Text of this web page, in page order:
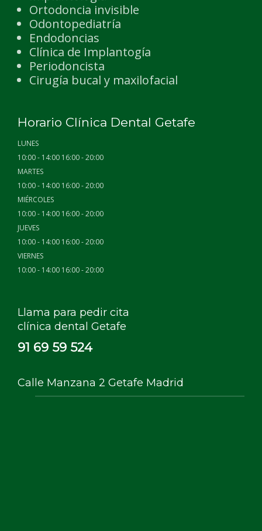
Ortodoncia invisible
Odontopediatría
Endodoncias
Clínica de Implantogía
Periodoncista
Cirugía bucal y maxilofacial
Horario Clínica Dental Getafe
LUNES
10:00 - 14:00 16:00 - 20:00
MARTES
10:00 - 14:00 16:00 - 20:00
MIÉRCOLES
10:00 - 14:00 16:00 - 20:00
JUEVES
10:00 - 14:00 16:00 - 20:00
VIERNES
10:00 - 14:00 16:00 - 20:00
Llama para pedir cita
clínica dental Getafe
91 69 59 524
Calle Manzana 2 Getafe Madrid